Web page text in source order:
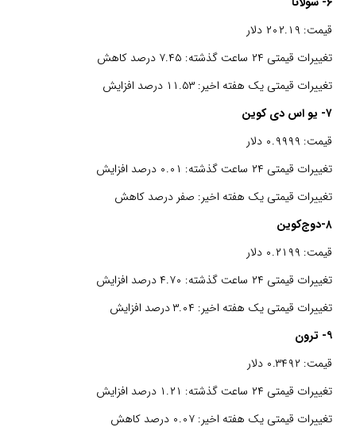
قیمت: ۲۰۲.۱۹ دلار
تغییرات قیمتی ۲۴ ساعت گذشته: ۷.۴۵ درصد کاهش
تغییرات قیمتی یک هفته اخیر: ۱۱.۵۳ درصد افزایش
۷- یو اس دی کوین
قیمت: ۰.۹۹۹۹ دلار
تغییرات قیمتی ۲۴ ساعت گذشته: ۰.۰۱ درصد افزایش
تغییرات قیمتی یک هفته اخیر: صفر درصد کاهش
۸-دوج‌کوین
قیمت: ۰.۲۱۹۹ دلار
تغییرات قیمتی ۲۴ ساعت گذشته: ۴.۷۰ درصد افزایش
تغییرات قیمتی یک هفته اخیر: ۳.۰۴ درصد افزایش
۹- ترون
قیمت: ۰.۳۴۹۲ دلار
تغییرات قیمتی ۲۴ ساعت گذشته: ۱.۲۱ درصد افزایش
تغییرات قیمتی یک هفته اخیر: ۰.۰۷ درصد کاهش